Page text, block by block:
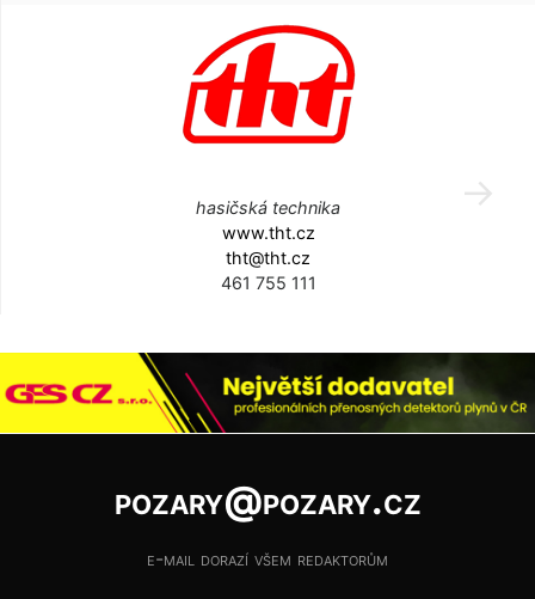
hasičská technika
www.tht.cz
tht@tht.cz
461 755 111
pozary@pozary.cz
e-mail dorazí všem redaktorům